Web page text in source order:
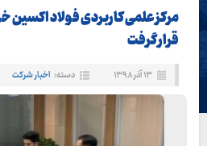
مرکز علمی کاربردی فولاد اکسین
قرار گرفت
۱۳ آذر ۱۳۹۸ دسته: اخبار شرکت